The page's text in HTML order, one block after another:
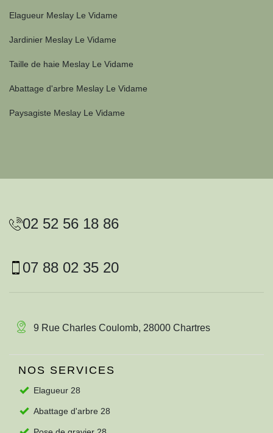
Elagueur Meslay Le Vidame
Jardinier Meslay Le Vidame
Taille de haie Meslay Le Vidame
Abattage d'arbre Meslay Le Vidame
Paysagiste Meslay Le Vidame
02 52 56 18 86
07 88 02 35 20
9 Rue Charles Coulomb, 28000 Chartres
NOS SERVICES
Elagueur 28
Abattage d'arbre 28